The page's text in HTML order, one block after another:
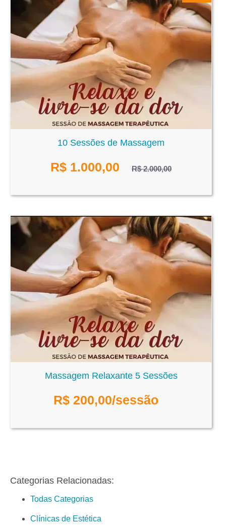
10 Sessões de Massagem
R$ 1.000,00 R$ 2.000,00
Massagem Relaxante 5 Sessões
R$ 200,00/sessão
Categorias Relacionadas:
Todas Categorias
Clínicas de Estética